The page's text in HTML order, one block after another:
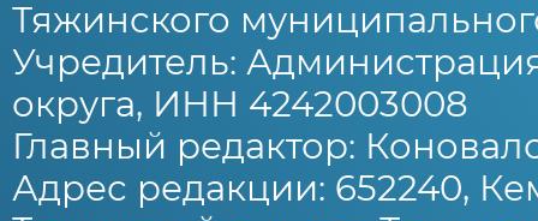
Тяжинского
Учредитель:
округа, ИНН 4242003008
Главный редактор:
Адрес редакции: 652240,